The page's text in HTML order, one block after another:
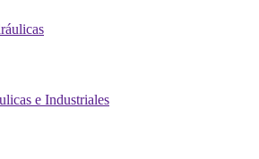
e Industriales